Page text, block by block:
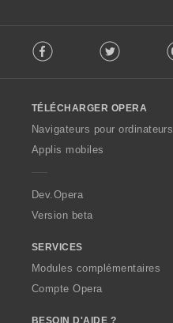
o
w
O
p
a
Facebook Twitter
TÉLÉCHARGER OPERA
Navigateurs pour ordinateurs
Applis mobiles
Dev.Opera
Version beta
SERVICES
Modules complémentaires
Compte Opera